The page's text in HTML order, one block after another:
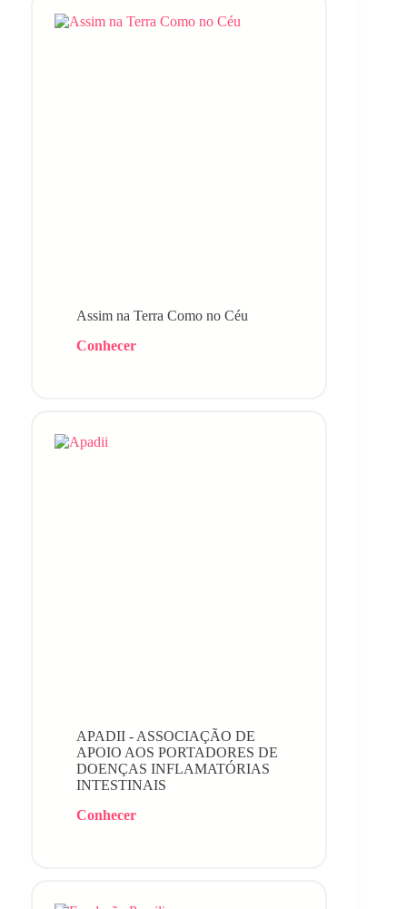
Assim na Terra Como no Céu
Conhecer
APADII - ASSOCIAÇÃO DE
APOIO AOS PORTADORES DE
DOENÇAS INFLAMATÓRIAS
INTESTINAIS
Conhecer